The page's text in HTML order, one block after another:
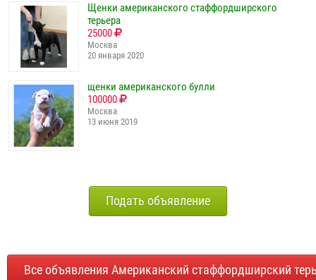
Щенки американского стаффордширского
терьера
25000
Москва
20 января 2020
щенки американского булли
100000
Москва
13 июня 2019
Подать объявление
Все объявления Американский стаффордширский